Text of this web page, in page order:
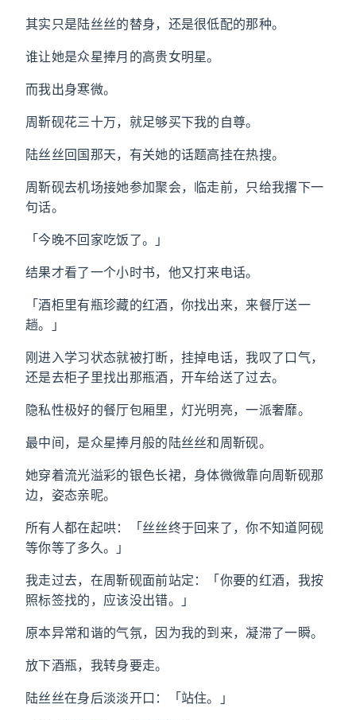
其实只是陆丝丝的替身，还是很低配的那种。
谁让她是众星捧月的高贵女明星。
而我出身寒微。
周靳砚花三十万，就足够买下我的自尊。
陆丝丝回国那天，有关她的话题高挂在热搜。
周靳砚去机场接她参加聚会，临走前，只给我撂下一
句话。
「今晚不回家吃饭了。」
结果才看了一个小时书，他又打来电话。
「酒柜里有瓶珍藏的红酒，你找出来，来餐厅送一
趟。」
刚进入学习状态就被打断，挂掉电话，我叹了口气，
还是去柜子里找出那瓶酒，开车给送了过去。
隐私性极好的餐厅包厢里，灯光明亮，一派奢靡。
最中间，是众星捧月般的陆丝丝和周靳砚。
她穿着流光溢彩的银色长裙，身体微微靠向周靳砚那
边，姿态亲昵。
所有人都在起哄：「丝丝终于回来了，你不知道阿砚
等你等了多久。」
我走过去，在周靳砚面前站定：「你要的红酒，我按
照标签找的，应该没出错。」
原本异常和谐的气氛，因为我的到来，凝滞了一瞬。
放下酒瓶，我转身要走。
陆丝丝在身后淡淡开口：「站住。」